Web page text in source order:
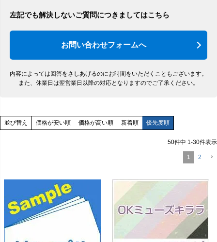
左記でも解決しないご質問につきましてはこちら
お問い合わせフォームへ
内容によっては回答をさしあげるのにお時間をいただくこともございます。
また、休業日は翌営業日以降の対応となりますのでご了承ください。
並び替え 価格が安い順 価格が高い順 新着順 優先度順
50件中 1-30件表示
1 2